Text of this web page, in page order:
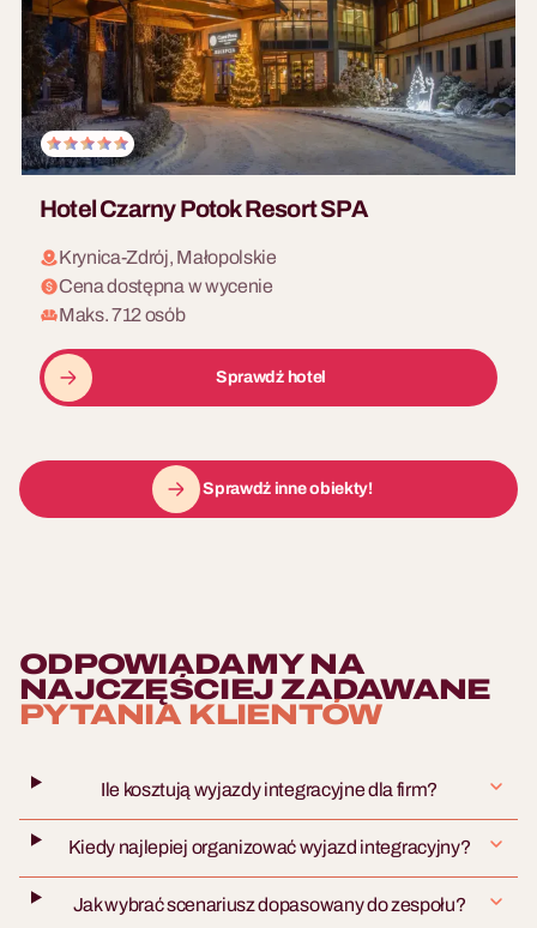
10 - 500 osób
Warsztaty Kreatywne i
Rękodzieło w luźnej
atmosferze. Relaksujący
8 - 200 osób
10 - 500 osób
Fotobudka AI
Brandowane kadry
generowane przez AI.
5 - 400 osób
Hotel Czarny Potok Resort SPA
Krynica-Zdrój, Małopolskie
Cena dostępna w wycenie
Maks. 712 osób
Sprawdź hotel
Sprawdź inne obiekty!
ODPOWIADAMY NA
NAJCZĘŚCIEJ ZADAWANE
PYTANIA KLIENTÓW
Ile kosztują wyjazdy integracyjne dla firm?
Kiedy najlepiej organizować wyjazd integracyjny?
Jak wybrać scenariusz dopasowany do zespołu?